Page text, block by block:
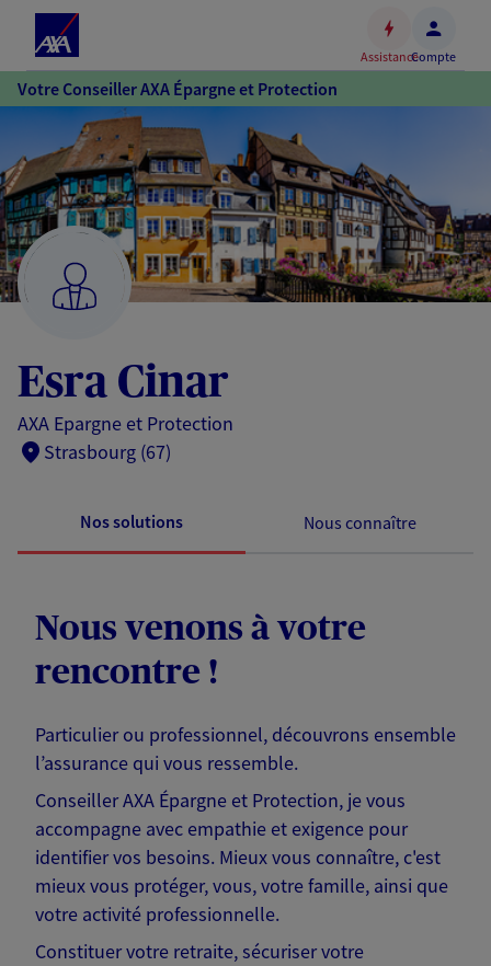
Accéder
au
principal
Accéder
au
pied
de
page
AssistanceCompte
Votre Conseiller AXA Épargne et Protection
Esra Cinar
AXA Epargne et Protection
Strasbourg (67)
Nos solutions Nous connaître
Nous venons à votre
rencontre !
Particulier ou professionnel, découvrons ensemble
l’assurance qui vous ressemble.
Conseiller AXA Épargne et Protection, je vous
accompagne avec empathie et exigence pour
identifier vos besoins. Mieux vous connaître, c'est
mieux vous protéger, vous, votre famille, ainsi que
votre activité professionnelle.
Constituer votre retraite, sécuriser votre